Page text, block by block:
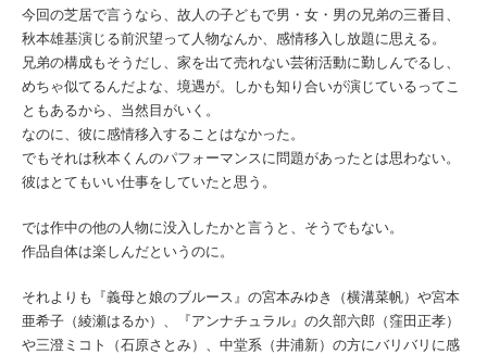
今回の芝居で言うなら、故人の子どもで男・女・男の兄弟の三番目、
秋本雄基演じる前沢望って人物なんか、感情移入し放題に思える。
兄弟の構成もそうだし、家を出て売れない芸術活動に勤しんでるし、
めちゃ似てるんだよな、境遇が。しかも知り合いが演じているってこ
ともあるから、当然目がいく。
なのに、彼に感情移入することはなかった。
でもそれは秋本くんのパフォーマンスに問題があったとは思わない。
彼はとてもいい仕事をしていたと思う。
では作中の他の人物に没入したかと言うと、そうでもない。
作品自体は楽しんだというのに。
それよりも『義母と娘のブルース』の宮本みゆき（横溝菜帆）や宮本
亜希子（綾瀬はるか）、『アンナチュラル』の久部六郎（窪田正孝）
や三澄ミコト（石原さとみ）、中堂系（井浦新）の方にバリバリに感